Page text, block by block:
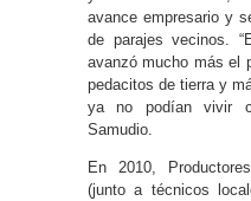
avance empresario y
de parajes vecinos.
avanzó mucho más el
pedacitos de tierra y
ya no podían vivir
Samudio.
En 2010,
(junto a técnicos